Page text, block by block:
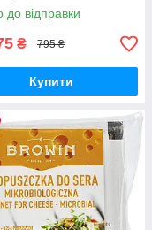
до відправки
₴ 795 ₴
Купити